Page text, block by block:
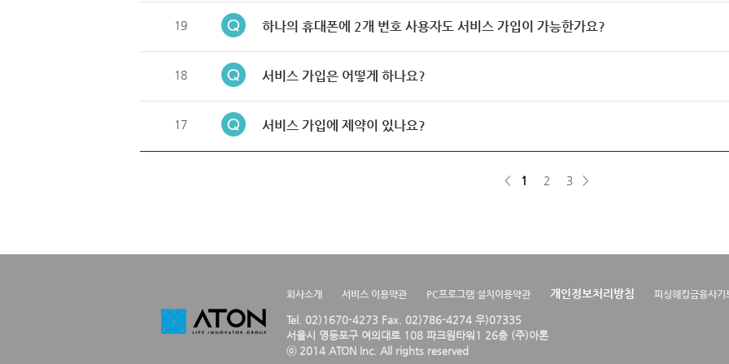
19 하나의 휴대폰에 2개 번호 사용자도 서비스 가입이 가능한가요?
18 서비스 가입은 어떻게 하나요?
17 서비스 가입에 제약이 있나요?
< 1 2 3 >
회사소개 서비스 이용약관 PC프로그램 설치이용약관 개인정보처리방침 피싱해킹금융사기
Tel. 02)1670-4273 Fax. 02)786-4274 우)07335
서울시 영등포구 여의대로 108 파크원타워1 26층 (주)아톤
ⓒ 2014 ATON Inc. All rights reserved